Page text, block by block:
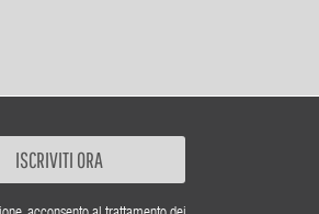
ISCRIVITI ORA